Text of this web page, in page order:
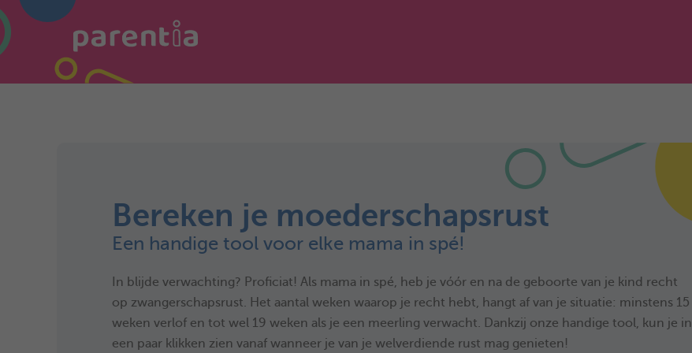
Bereken je moederschapsrust
Een handige tool voor elke mama in spé!
In blijde verwachting? Proficiat! Als mama in spé, heb je vóór en na de geboorte van je kind recht
op zwangerschapsrust. Het aantal weken waarop je recht hebt, hangt af van je situatie: minstens 15
weken verlof en tot wel 19 weken als je een meerling verwacht. Dankzij onze handige tool, kun je in
een paar klikken zien vanaf wanneer je van je welverdiende rust mag genieten!